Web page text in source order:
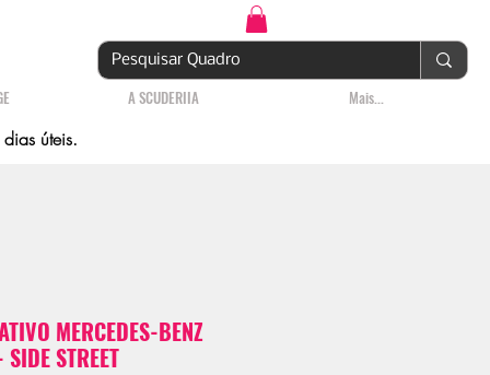
A SCUDERIIA Mais...
úteis.
MERCEDES-BENZ
STREET